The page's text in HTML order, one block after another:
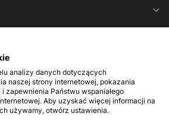
analizy danych dotyczących
naszej strony internetowej, pokazania
zapewnienia Państwu wspaniałego
Aby uzyskać więcej informacji na
używamy, otwórz ustawienia.